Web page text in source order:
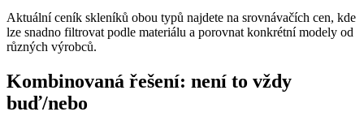
Aktuální ceník skleníků obou typů najdete na srovnávačích cen, kde
lze snadno filtrovat podle materiálu a porovnat konkrétní modely od
různých výrobců.
Kombinovaná řešení: není to vždy
buď/nebo